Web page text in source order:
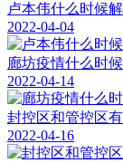
卢本伟什么时候
2022-04-04
廊坊疫情什么时
2022-04-14
封控区和管控区
2022-04-16